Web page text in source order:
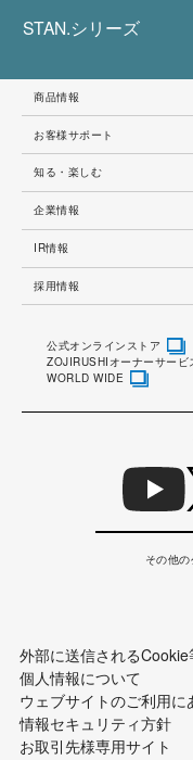
STAN.シリーズ
商品情報
お客様サポート
知る・楽しむ
企業情報
IR情報
採用情報
公式オンラインストア
ZOJIRUSHIオーナーサービ
WORLD WIDE
その他
外部に送信される
個人情報について
ウェブサイトのご利用に
情報セキュリティ方針
お取引先様専用サイト